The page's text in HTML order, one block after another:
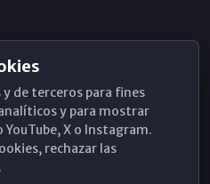
de terceros para fines
y para mostrar
X o Instagram.
rechazar las